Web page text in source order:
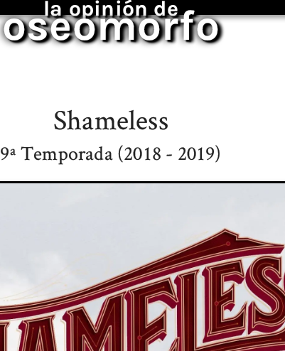
la opinión de
oseomorfo
Shameless
9ª Temporada (2018 - 2019)